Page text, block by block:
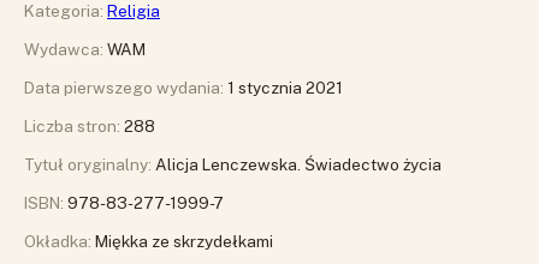
Kategoria: Religia
Wydawca: WAM
Data pierwszego wydania: 1 stycznia 2021
Liczba stron: 288
Tytuł oryginalny: Alicja Lenczewska. Świadectwo życia
ISBN: 978-83-277-1999-7
Okładka: Miękka ze skrzydełkami